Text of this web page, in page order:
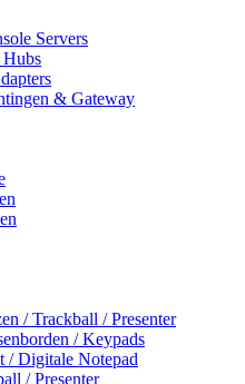
Servers
& Gateway
/ Trackball / Presenter
/ Keypads
/ Digitale Notepad
/ Presenter